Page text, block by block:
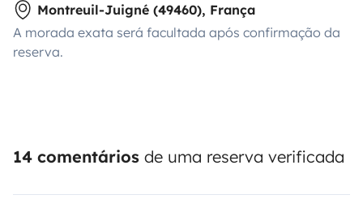
Montreuil-Juigné (49460), França
A morada exata será facultada após confirmação da
reserva.
14 comentários de uma reserva verificada